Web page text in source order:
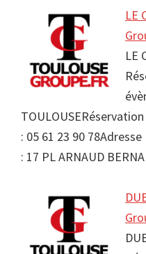
LE
LE
: 05 61 23 90
: 17 PL ARNAUD